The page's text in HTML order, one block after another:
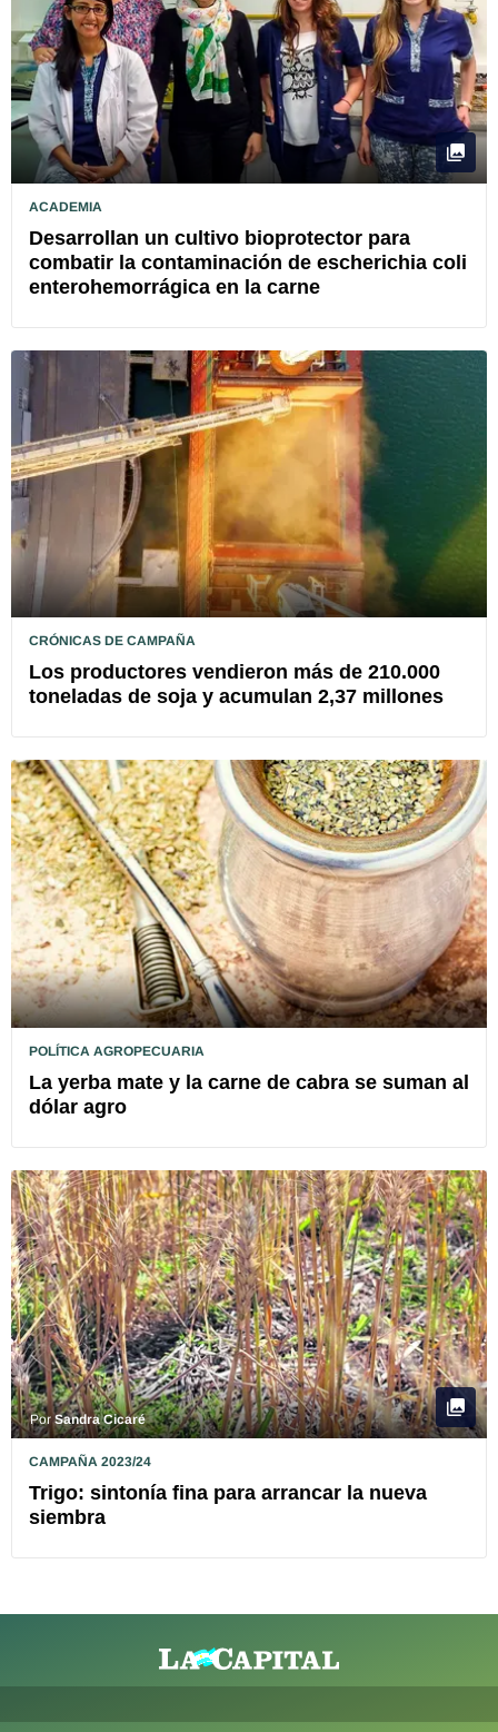
ACADEMIA
Desarrollan un cultivo bioprotector para
combatir la contaminación de escherichia coli
enterohemorrágica en la carne
CRÓNICAS DE CAMPAÑA
Los productores vendieron más de 210.000
toneladas de soja y acumulan 2,37 millones
POLÍTICA AGROPECUARIA
La yerba mate y la carne de cabra se suman al
dólar agro
PorSandra Cicaré
CAMPAÑA 2023/24
Trigo: sintonía fina para arrancar la nueva
siembra